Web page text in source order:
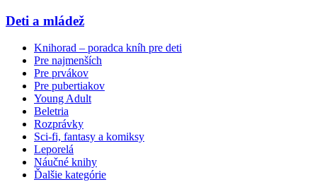
Deti a mládež
Knihorad – poradca kníh pre deti
Pre najmenších
Pre prvákov
Pre pubertiakov
Young Adult
Beletria
Rozprávky
Sci-fi, fantasy a komiksy
Leporelá
Náučné knihy
Ďalšie kategórie